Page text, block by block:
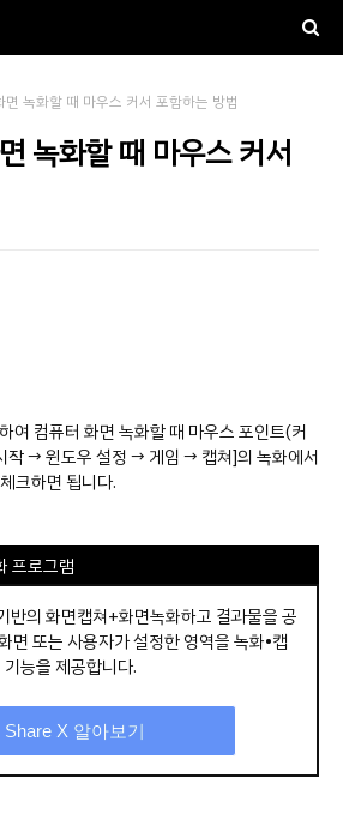
녹화할 때 마우스 커서 포함하는 방법
녹화할 때 마우스 커서
여 컴퓨터 화면 녹화할 때 마우스 포인트(커
작 → 윈도우 설정 → 게임 → 캡쳐]의 녹화에서
크하면 됩니다.
프로그램
반의 화면캡쳐+화면녹화하고 결과물을 공
면 또는 사용자가 설정한 영역을 녹화•캡
능을 제공합니다.
Share X 알아보기